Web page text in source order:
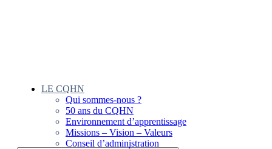
LE CQHN
Qui sommes-nous ?
50 ans du CQHN
Environnement d’apprentissage
Missions – Vision – Valeurs
Conseil d’administration